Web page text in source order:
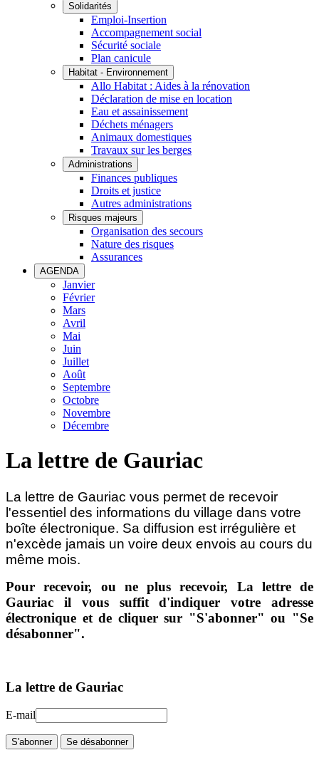
Solidarités
Emploi-Insertion
Accompagnement social
Sécurité sociale
Plan canicule
Habitat - Environnement
Allo Habitat : Aides à la rénovation
Déclaration de mise en location
Eau et assainissement
Déchets ménagers
Animaux domestiques
Travaux sur les berges
Administrations
Finances publiques
Droits et justice
Autres administrations
Risques majeurs
Organisation des secours
Nature des risques
Assurances
AGENDA
Janvier
Février
Mars
Avril
Mai
Juin
Juillet
Août
Septembre
Octobre
Novembre
Décembre
La lettre de Gauriac
La lettre de Gauriac vous permet de recevoir
l'essentiel des informations du village dans votre
boîte électronique. Sa diffusion est irrégulière et
n'excède jamais un voire deux envois au cours du
même mois.
Pour recevoir, ou ne plus recevoir, La lettre de
Gauriac il vous suffit d'indiquer votre adresse
électronique et de cliquer sur "S'abonner" ou "Se
désabonner".
La lettre de Gauriac
E-mail
S'abonner Se désabonner